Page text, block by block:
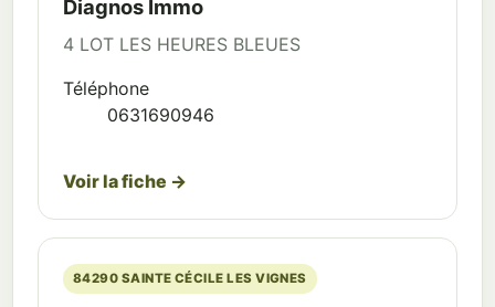
Diagnos Immo
4 LOT LES HEURES BLEUES
Téléphone
0631690946
Voir la fiche →
84290 SAINTE CÉCILE LES VIGNES